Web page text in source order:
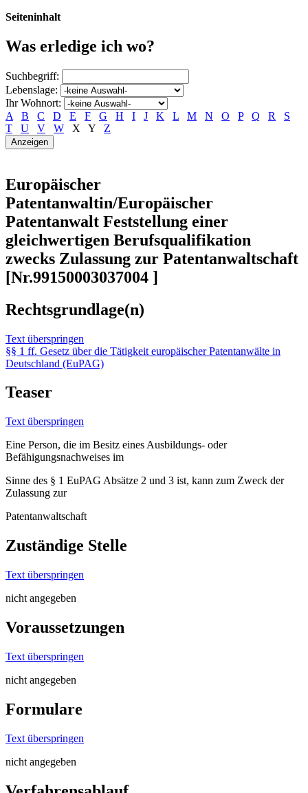
Seiteninhalt
Was erledige ich wo?
Suchbegriff:
Lebenslage:
Ihr Wohnort:
A
B C D E F G H I J K L M N O P Q R
S
T
U V W X Y Z
Europäischer
Patentanwaltin/Europäischer
Patentanwalt Feststellung einer
gleichwertigen Berufsqualifikation
zwecks Zulassung zur Patentanwaltschaft
[Nr.99150003037004 ]
Rechtsgrundlage(n)
Text überspringen
§§ 1 ff. Gesetz über die Tätigkeit europäischer Patentanwälte in
Deutschland (EuPAG)
Teaser
Text überspringen
Eine Person, die im Besitz eines Ausbildungs- oder
Befähigungsnachweises im
Sinne des § 1 EuPAG Absätze 2 und 3 ist, kann zum Zweck der
Zulassung zur
Patentanwaltschaft
Zuständige Stelle
Text überspringen
nicht angegeben
Voraussetzungen
Text überspringen
nicht angegeben
Formulare
Text überspringen
nicht angegeben